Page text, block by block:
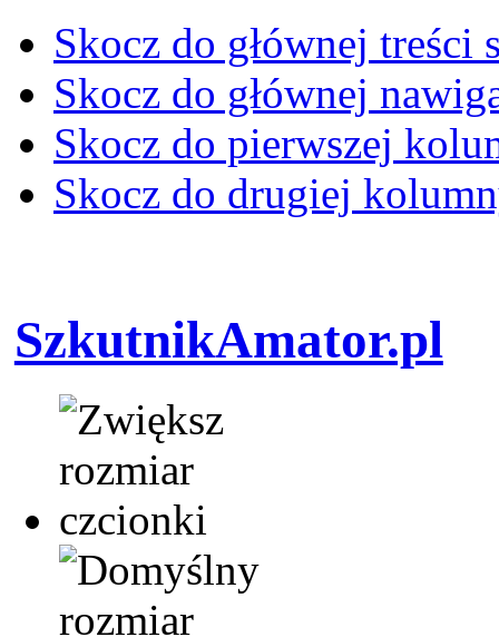
Skocz do głównej treści
Skocz do głównej
Skocz do pierwszej
Skocz do drugiej
SzkutnikAmator.pl